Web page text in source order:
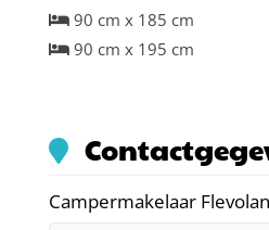
90 cm x 185 cm
90 cm x 195 cm
Campermakelaar